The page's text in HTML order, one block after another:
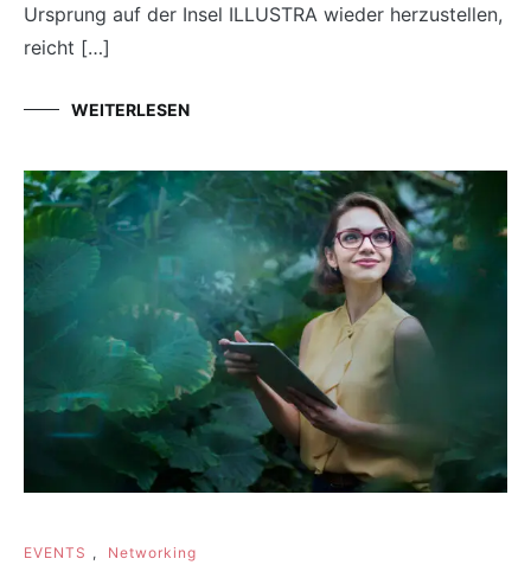
Ursprung auf der Insel ILLUSTRA wieder herzustellen,
reicht […]
WEITERLESEN
EVENTS , Networking